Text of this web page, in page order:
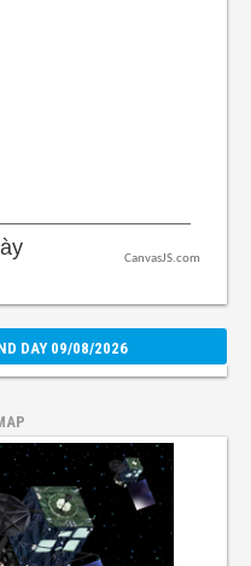
CanvasJS.com
DAY 09/08/2026